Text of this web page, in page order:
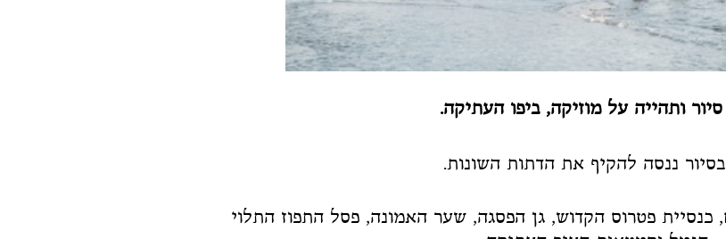
סיור ותהייה על מוזיקה,ביפו העתיקה.
בסיור ננסה להקיף את הדתות השונות.